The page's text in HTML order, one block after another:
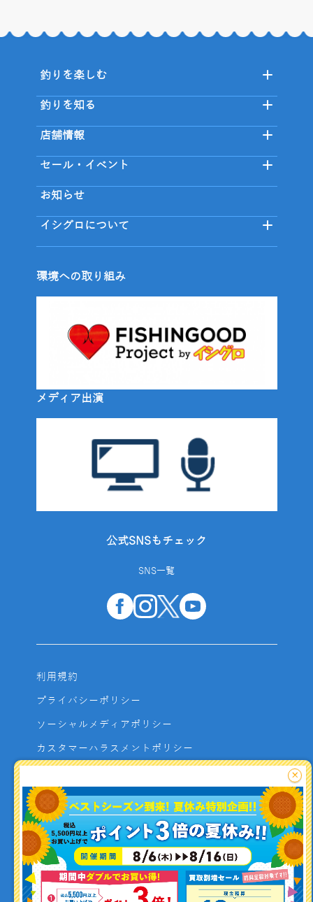
釣り情報を
投稿する
釣りを楽しむ
釣りを知る
店舗情報
セール・イベント
お知らせ
イシグロについて
環境への取り組み
メディア出演
公式SNSもチェック
SNS一覧
利用規約
プライバシーポリシー
ソーシャルメディアポリシー
カスタマーハラスメントポリシー
よくあるご質問
お問い合わせ
利用者資金の保全方法
×